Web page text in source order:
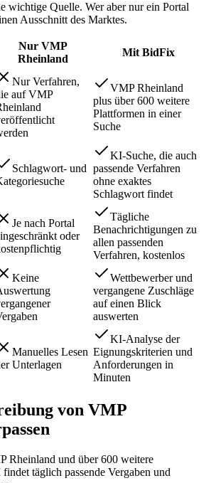
wichtige Quelle. Wer aber nur ein Portal
Ausschnitt des Marktes.
Nur VMP
Rheinland
Mit BidFix
Nur Verfahren,
auf VMP
VMP Rheinland
plus über 600 weitere
Plattformen in einer
Suche
Schlagwort- und
KI-Suche, die auch
passende Verfahren
ohne exaktes
Schlagwort findet
Je nach Portal
oder
Tägliche
Benachrichtigungen zu
allen passenden
Verfahren, kostenlos
Keine
Wettbewerber und
vergangene Zuschläge
auf einen Blick
auswerten
Manuelles Lesen
Unterlagen
KI-Analyse der
Eignungskriterien und
Anforderungen in
Minuten
von VMP
Rheinland und über 600 weitere
täglich passende Vergaben und